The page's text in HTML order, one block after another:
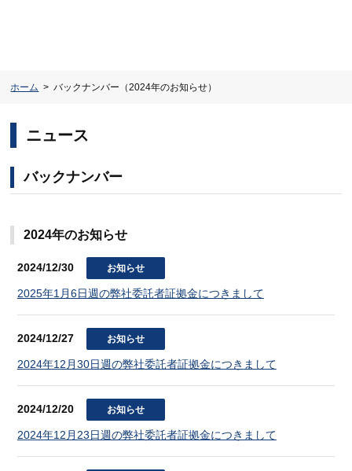
ホーム バックナンバー（2024年のお知らせ）
ニュース
バックナンバー
2024年のお知らせ
2024/12/30 お知らせ
2025年1月6日週の弊社委託者証拠金につきまして
2024/12/27 お知らせ
2024年12月30日週の弊社委託者証拠金につきまして
2024/12/20 お知らせ
2024年12月23日週の弊社委託者証拠金につきまして